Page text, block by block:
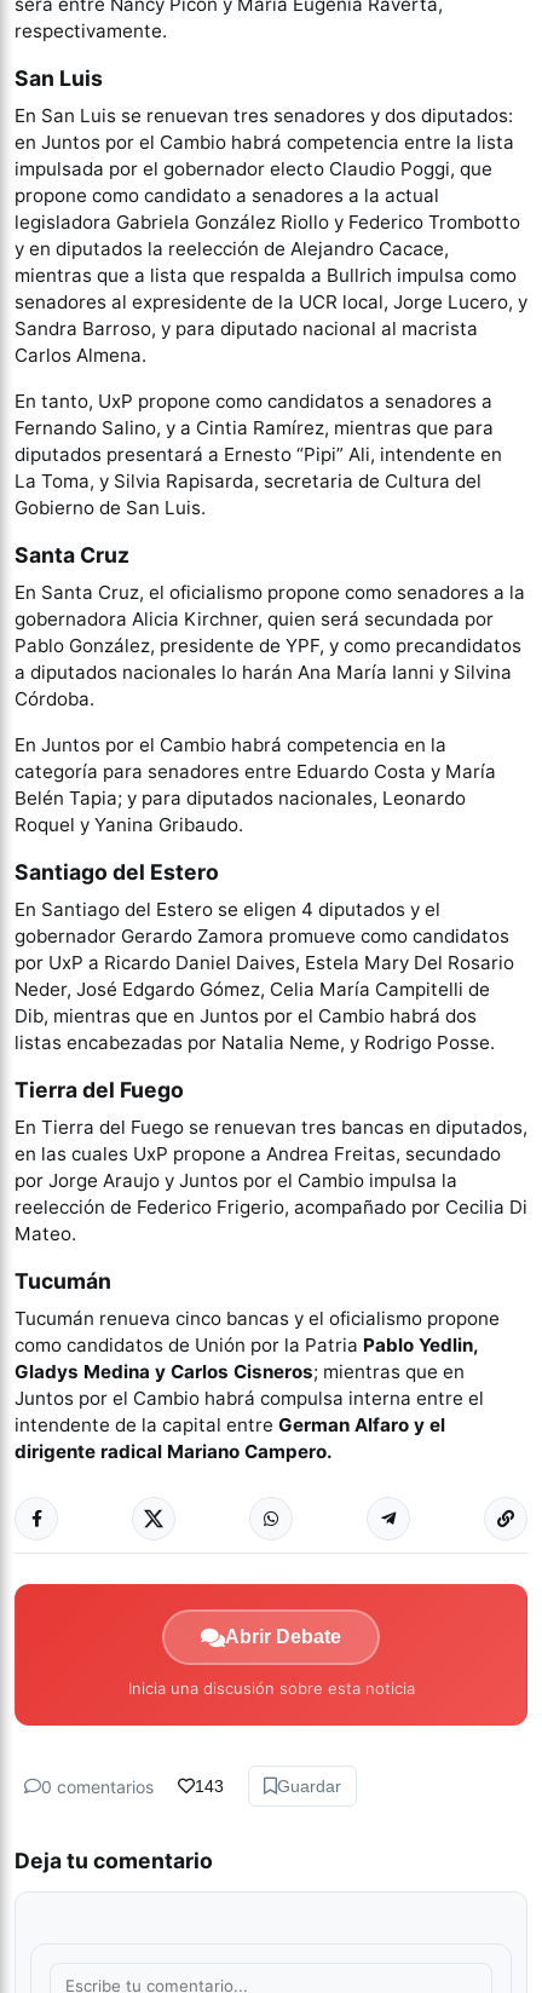
respectivamente.
San Luis
En San Luis se renuevan tres senadores y dos diputados:
en Juntos por el Cambio habrá competencia entre la lista
impulsada por el gobernador electo Claudio Poggi, que
propone como candidato a senadores a la actual
legisladora Gabriela González Riollo y Federico Trombotto
y en diputados la reelección de Alejandro Cacace,
mientras que a lista que respalda a Bullrich impulsa como
senadores al expresidente de la UCR local, Jorge Lucero, y
Sandra Barroso, y para diputado nacional al macrista
Carlos Almena.
En tanto, UxP propone como candidatos a senadores a
Fernando Salino, y a Cintia Ramírez, mientras que para
diputados presentará a Ernesto “Pipi” Ali, intendente en
La Toma, y Silvia Rapisarda, secretaria de Cultura del
Gobierno de San Luis.
Santa Cruz
En Santa Cruz, el oficialismo propone como senadores a la
gobernadora Alicia Kirchner, quien será secundada por
Pablo González, presidente de YPF, y como precandidatos
a diputados nacionales lo harán Ana María Ianni y Silvina
Córdoba.
En Juntos por el Cambio habrá competencia en la
categoría para senadores entre Eduardo Costa y María
Belén Tapia; y para diputados nacionales, Leonardo
Roquel y Yanina Gribaudo.
Santiago del Estero
En Santiago del Estero se eligen 4 diputados y el
gobernador Gerardo Zamora promueve como candidatos
por UxP a Ricardo Daniel Daives, Estela Mary Del Rosario
Neder, José Edgardo Gómez, Celia María Campitelli de
Dib, mientras que en Juntos por el Cambio habrá dos
listas encabezadas por Natalia Neme, y Rodrigo Posse.
Tierra del Fuego
En Tierra del Fuego se renuevan tres bancas en diputados,
en las cuales UxP propone a Andrea Freitas, secundado
por Jorge Araujo y Juntos por el Cambio impulsa la
reelección de Federico Frigerio, acompañado por Cecilia Di
Mateo.
Tucumán
Tucumán renueva cinco bancas y el oficialismo propone
como candidatos de Unión por la Patria Pablo Yedlin,
Gladys Medina y Carlos Cisneros; mientras que en
Juntos por el Cambio habrá compulsa interna entre el
intendente de la capital entre German Alfaro y el
dirigente radical Mariano Campero.
Abrir Debate
Inicia una discusión sobre esta noticia
0 comentarios 143 Guardar
Deja tu comentario